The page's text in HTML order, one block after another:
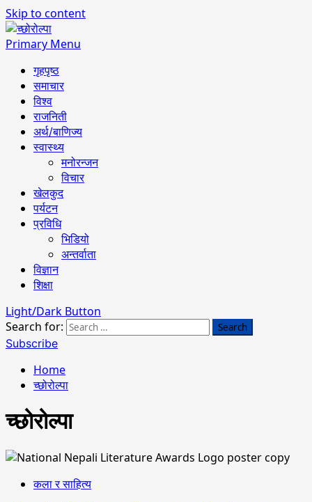
Skip to content
Primary Menu
गृहपृष्ठ
समाचार
विश्व
राजनिती
अर्थ/बाणिज्य
स्वास्थ्य
मनोरन्जन
विचार
खेलकुद
पर्यटन
प्रविधि
भिडियो
अन्तर्वाता
विज्ञान
शिक्षा
Light/Dark Button
Search for:
Subscribe
Home
च्छोरोल्पा
च्छोरोल्पा
कला र साहित्य